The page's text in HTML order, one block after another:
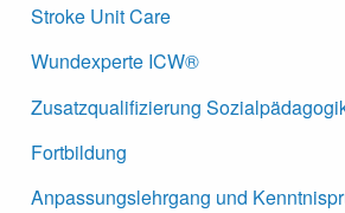
Stroke Unit Care
Wundexperte ICW®
Zusatzqualifizierung
Fortbildung
Anpassungslehrgang und